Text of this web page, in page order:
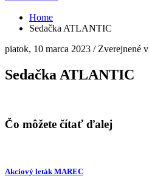
Home
Sedačka ATLANTIC
piatok, 10 marca 2023 /Zverejnené v
Sedačka ATLANTIC
Čo môžete čítať ďalej
Akciový leták MAREC